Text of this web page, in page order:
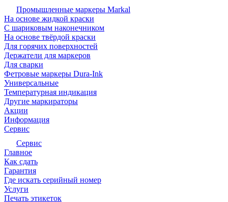
Промышленные маркеры Markal
На основе жидкой краски
С шариковым наконечником
На основе твёрдой краски
Для горячих поверхностей
Держатели для маркеров
Для сварки
Фетровые маркеры Dura-Ink
Универсальные
Температурная индикация
Другие маркираторы
Акции
Информация
Сервис
Сервис
Главное
Как сдать
Гарантия
Где искать серийный номер
Услуги
Печать этикеток